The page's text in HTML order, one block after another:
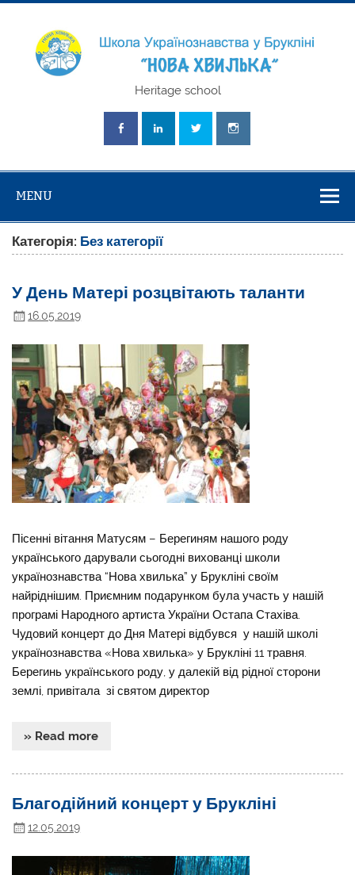
Skip
"Нова
Heritage school
MENU
Категорія: Без категорії
У День Матері розцвітають таланти
16.05.2019
Пісенні вітання Матусям – Берегиням нашого роду
українського дарували сьогодні вихованці школи
українознавства “Нова хвилька” у Брукліні своїм
найріднішим. Приємним подарунком була участь у нашій
програмі Народного артиста України Остапа Стахіва.
Чудовий концерт до Дня Матері відбувся у нашій школі
українознавства «Нова хвилька» у Брукліні 11 травня.
Берегинь українського роду, у далекій від рідної сторони
землі, привітала зі святом директор
» Read more
Благодійний концерт у Брукліні
12.05.2019